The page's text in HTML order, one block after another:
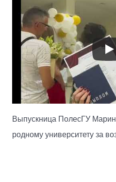
Выпускница ПолесГУ
родному университету за